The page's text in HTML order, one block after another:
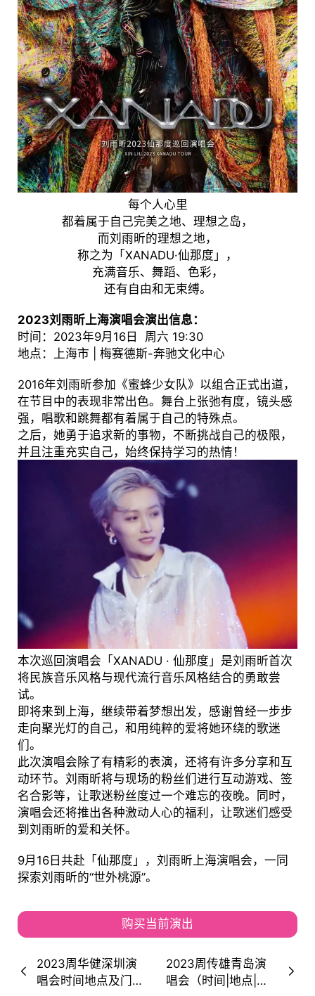
每个人心里
都着属于自己完美之地、理想之岛，
而刘雨昕的理想之地，
称之为「XANADU·仙那度」，
充满音乐、舞蹈、色彩，
还有自由和无束缚。
2023刘雨昕上海演唱会演出信息：
时间：2023年9月16日 周六 19:30
地点：上海市 | 梅赛德斯-奔驰文化中心
2016年刘雨昕参加《蜜蜂少女队》以组合正式出道，
在节目中的表现非常出色。舞台上张弛有度，镜头感
强，唱歌和跳舞都有着属于自己的特殊点。
之后，她勇于追求新的事物，不断挑战自己的极限，
并且注重充实自己，始终保持学习的热情！
本次巡回演唱会「XANADU · 仙那度」是刘雨昕首次
将民族音乐风格与现代流行音乐风格结合的勇敢尝
试。
即将来到上海，继续带着梦想出发，感谢曾经一步步
走向聚光灯的自己，和用纯粹的爱将她环绕的歌迷
们。
此次演唱会除了有精彩的表演，还将有许多分享和互
动环节。刘雨昕将与现场的粉丝们进行互动游戏、签
名合影等，让歌迷粉丝度过一个难忘的夜晚。同时，
演唱会还将推出各种激动人心的福利，让歌迷们感受
到刘雨昕的爱和关怀。
9月16日共赴「仙那度」，刘雨昕上海演唱会，一同
探索刘雨昕的“世外桃源”。
购买当前演出
2023周华健深圳演
唱会时间地点及门票
2023周传雄青岛演
唱会（时间|地点|票